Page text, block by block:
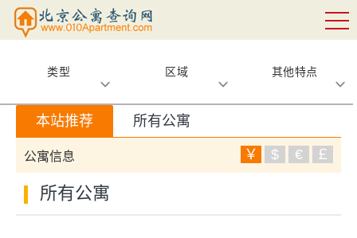
类型 区域 其他特点
本站推荐 所有公寓
公寓信息 ￥ $ € ￡
所有公寓